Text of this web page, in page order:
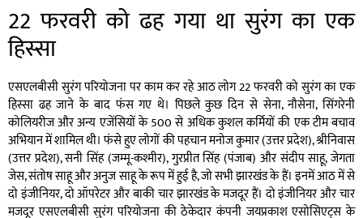
22 फरवरी को ढह गया था सुरंग का एक
हिस्सा
एसएलबीसी सुरंग परियोजना पर काम कर रहे आठ लोग 22 फरवरी को सुरंग का एक
हिस्सा ढह जाने के बाद फंस गए थे। पिछले कुछ दिन से सेना, नौसेना, सिंगरेनी
कोलियरीज और अन्य एजेंसियों के 500 से अधिक कुशल कर्मियों की एक टीम बचाव
अभियान में शामिल थी। फंसे हुए लोगों की पहचान मनोज कुमार (उत्तर प्रदेश), श्रीनिवास
(उत्तर प्रदेश), सनी सिंह (जम्मू-कश्मीर), गुरप्रीत सिंह (पंजाब) और संदीप साहू, जेगता
जेस, संतोष साहू और अनुज साहू के रूप में हुई है, जो सभी झारखंड के हैं। इनमें आठ में से
दो इंजीनियर, दो ऑपरेटर और बाकी चार झारखंड के मजदूर हैं। दो इंजीनियर और चार
मजदूर एसएलबीसी सुरंग परियोजना की ठेकेदार कंपनी जयप्रकाश एसोसिएट्स के